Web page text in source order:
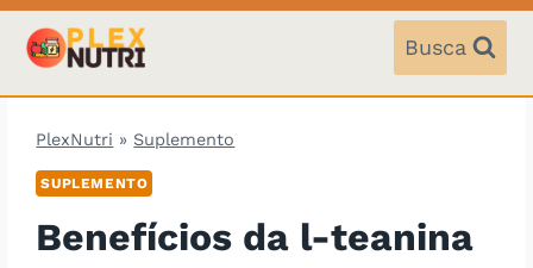
Pular
para
Busca
PlexNutri » Suplemento
SUPLEMENTO
Benefícios da l-teanina